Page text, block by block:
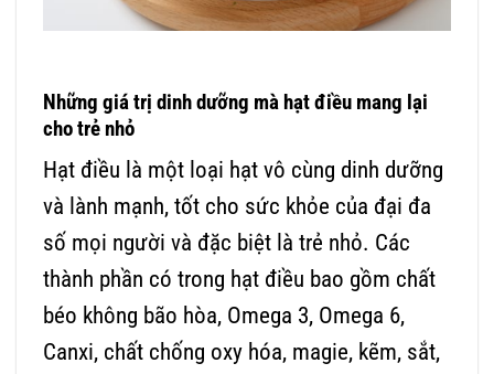
Những giá trị dinh dưỡng mà hạt điều mang lại
cho trẻ nhỏ
Hạt điều là một loại hạt vô cùng dinh dưỡng
và lành mạnh, tốt cho sức khỏe của đại đa
số mọi người và đặc biệt là trẻ nhỏ. Các
thành phần có trong hạt điều bao gồm chất
béo không bão hòa, Omega 3, Omega 6,
Canxi, chất chống oxy hóa, magie, kẽm, sắt,